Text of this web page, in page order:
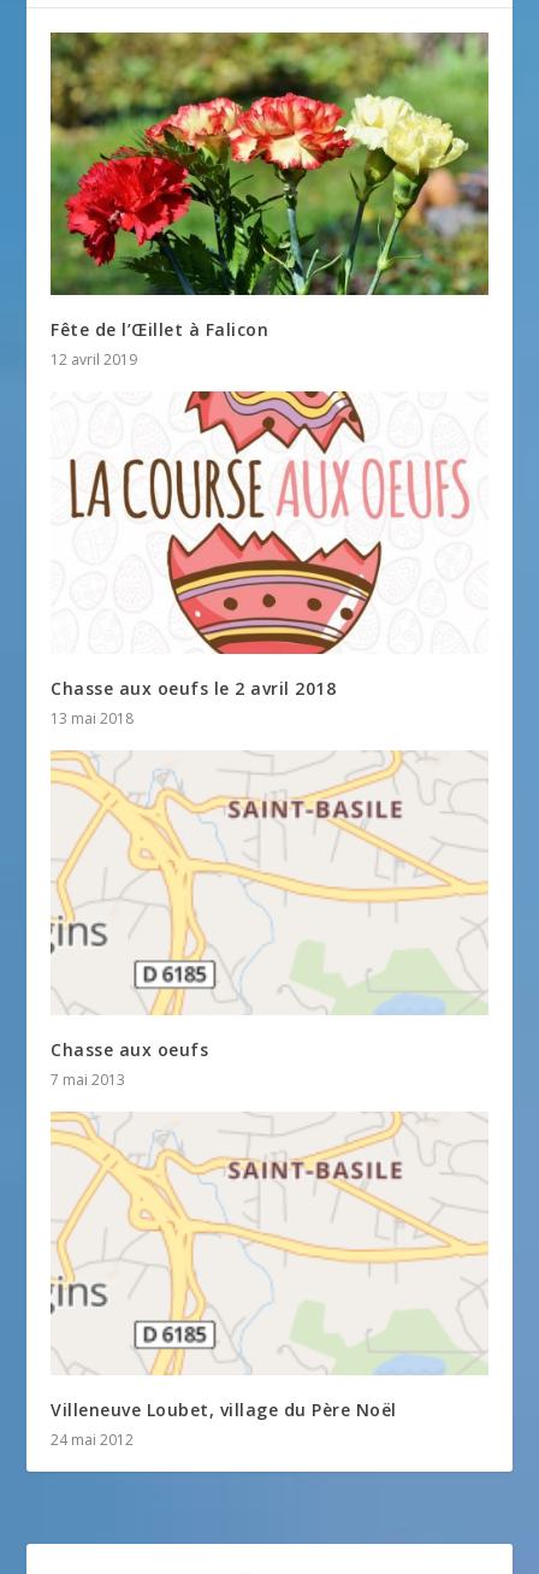
Fête de l’Œillet à Falicon
12 avril 2019
Chasse aux oeufs le 2 avril 2018
13 mai 2018
Chasse aux oeufs
7 mai 2013
Villeneuve Loubet, village du Père Noël
24 mai 2012